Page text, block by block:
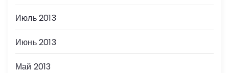
Июль 2013
Июнь 2013
Май 2013